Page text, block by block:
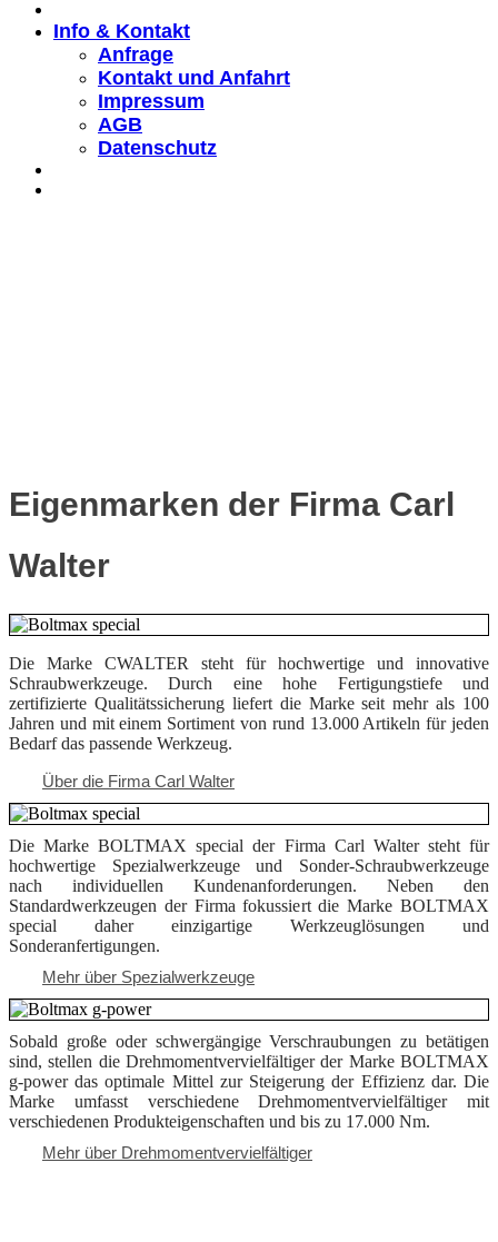
Info & Kontakt
Anfrage
Kontakt und Anfahrt
Impressum
AGB
Datenschutz
Eigenmarken der Firma Carl
Walter
Die Marke CWALTER steht für hochwertige und innovative
Schraubwerkzeuge. Durch eine hohe Fertigungstiefe und
zertifizierte Qualitätssicherung liefert die Marke seit mehr als 100
Jahren und mit einem Sortiment von rund 13.000 Artikeln für jeden
Bedarf das passende Werkzeug.
Über die Firma Carl Walter
Die Marke BOLTMAX special der Firma Carl Walter steht für
hochwertige Spezialwerkzeuge und Sonder-Schraubwerkzeuge
nach individuellen Kundenanforderungen. Neben den
Standardwerkzeugen der Firma fokussiert die Marke BOLTMAX
special daher einzigartige Werkzeuglösungen und
Sonderanfertigungen.
Mehr über Spezialwerkzeuge
Sobald große oder schwergängige Verschraubungen zu betätigen
sind, stellen die Drehmomentvervielfältiger der Marke BOLTMAX
g-power das optimale Mittel zur Steigerung der Effizienz dar. Die
Marke umfasst verschiedene Drehmomentvervielfältiger mit
verschiedenen Produkteigenschaften und bis zu 17.000 Nm.
Mehr über Drehmomentvervielfältiger